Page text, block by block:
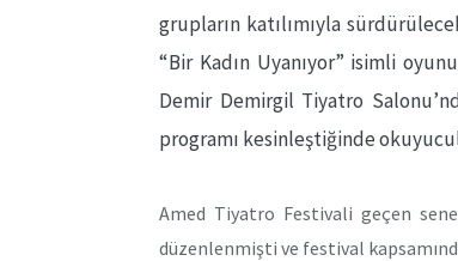
grupların katılımıyla
“Bir Kadın Uyanıyor” isimli
Demir Demirgil Tiyatro
programı kesinleştiğinde
Amed Tiyatro Festivali geçen
düzenlenmişti ve festival